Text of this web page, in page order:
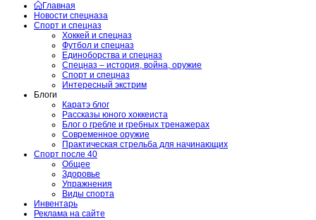
Главная
Новости спецназа
Спорт и спецназ
Хоккей и спецназ
Футбол и спецназ
Единоборства и спецназ
Спецназ – история, война, оружие
Спорт и спецназ
Интересный экстрим
Блоги
Каратэ блог
Рассказы юного хоккеиста
Блог о гребле и гребных тренажерах
Современное оружие
Практическая стрельба для начинающих
Спорт после 40
Общее
Здоровье
Упражнения
Виды спорта
Инвентарь
Реклама на сайте